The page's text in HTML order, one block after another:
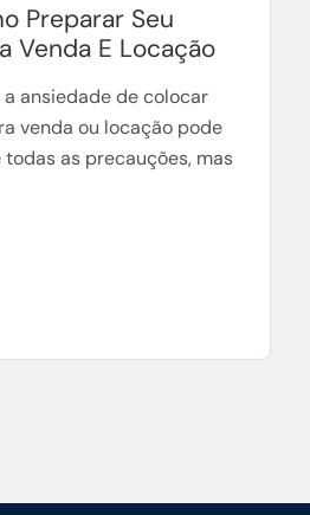
Preparar Seu
Venda E Locação
a ansiedade de colocar
venda ou locação pode
as precauções, mas